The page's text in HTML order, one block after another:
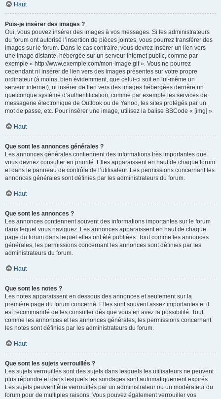
Haut
Puis-je insérer des images ?
Oui, vous pouvez insérer des images à vos messages. Si les administrateurs
du forum ont autorisé l’insertion de pièces jointes, vous pourrez transférer des
images sur le forum. Dans le cas contraire, vous devrez insérer un lien vers
une image distante, hébergée sur un serveur internet public, comme par
exemple « http://www.exemple.com/mon-image.gif ». Vous ne pourrez
cependant ni insérer de lien vers des images présentes sur votre propre
ordinateur (à moins, bien évidemment, que celui-ci soit en lui-même un
serveur internet), ni insérer de lien vers des images hébergées derrière un
quelconque système d’authentification, comme par exemple les services de
messagerie électronique de Outlook ou de Yahoo, les sites protégés par un
mot de passe, etc. Pour insérer une image, utilisez la balise BBCode « [img] ».
Haut
Que sont les annonces générales ?
Les annonces générales contiennent des informations très importantes que
vous devriez consulter en priorité. Elles apparaissent en haut de chaque forum
et dans le panneau de contrôle de l’utilisateur. Les permissions concernant les
annonces générales sont définies par les administrateurs du forum.
Haut
Que sont les annonces ?
Les annonces contiennent souvent des informations importantes sur le forum
dans lequel vous naviguez. Les annonces apparaissent en haut de chaque
page du forum dans lequel elles ont été publiées. Tout comme les annonces
générales, les permissions concernant les annonces sont définies par les
administrateurs du forum.
Haut
Que sont les notes ?
Les notes apparaissent en dessous des annonces et seulement sur la
première page du forum concerné. Elles sont souvent assez importantes et il
est recommandé de les consulter dès que vous en avez la possibilité. Tout
comme les annonces et les annonces générales, les permissions concernant
les notes sont définies par les administrateurs du forum.
Haut
Que sont les sujets verrouillés ?
Les sujets verrouillés sont des sujets dans lesquels les utilisateurs ne peuvent
plus répondre et dans lesquels les sondages sont automatiquement expirés.
Les sujets peuvent être verrouillés par un administrateur ou un modérateur du
forum pour de multiples raisons. Vous pouvez également verrouiller vos